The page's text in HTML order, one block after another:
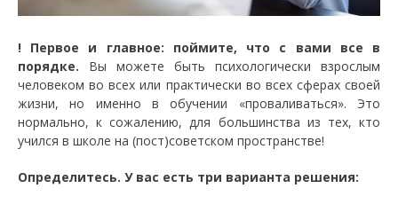
! Первое и главное: поймите, что с вами все в
порядке. Вы можете быть психологически взрослым
человеком во всех или практически во всех сферах своей
жизни, но именно в обучении «проваливаться». Это
нормально, к сожалению, для большинства из тех, кто
учился в школе на (пост)советском пространстве!
Определитесь. У вас есть три варианта решения: